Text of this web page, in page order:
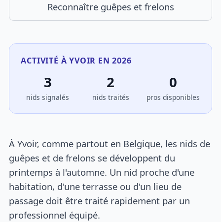
Reconnaître guêpes et frelons
ACTIVITÉ À YVOIR EN 2026
3
nids signalés
2
nids traités
0
pros disponibles
À Yvoir, comme partout en Belgique, les nids de
guêpes et de frelons se développent du
printemps à l'automne. Un nid proche d'une
habitation, d'une terrasse ou d'un lieu de
passage doit être traité rapidement par un
professionnel équipé.